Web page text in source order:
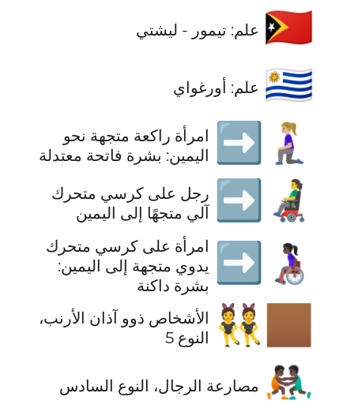
🇹🇱 علم: تيمور - ليشتي
🇺🇾 علم: أورغواي
🧎🏼‍♀️‍➡️
امرأة راكعة متجهة نحو
اليمين: بشرة فاتحة معتدلة
👨‍🦼‍➡️ رجل على كرسي متحرك
آلي متجهًا إلى اليمين
👩🏿‍🦽‍➡️
امرأة على كرسي متحرك
يدوي متجهة إلى اليمين:
بشرة داكنة
👯🏾 الأشخاص ذوو آذان الأرنب،
النوع 5
🤼🏿‍♂️ مصارعة الرجال، النوع السادس